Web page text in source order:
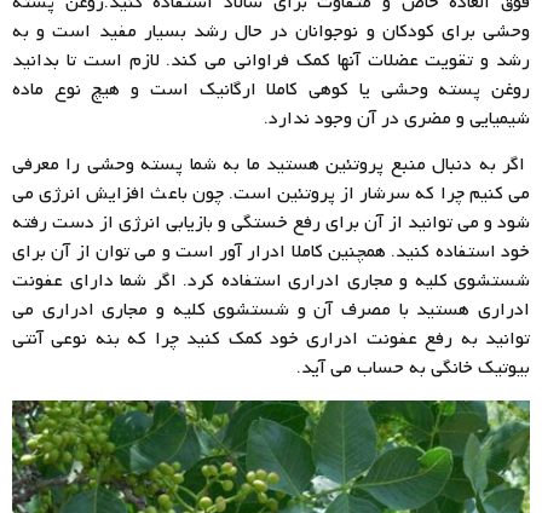
وحشی برای کودکان و نوجوانان در حال رشد بسیار مفید است و به
رشد و تقویت عضلات آنها کمک فراوانی می کند. لازم است تا بدانید
روغن پسته وحشی یا کوهی کاملا ارگانیک است و هیچ نوع ماده
شیمیایی و مضری در آن وجود ندارد.
اگر به دنبال منبع پروتئین هستید ما به شما پسته وحشی را معرفی
می کنیم چرا که سرشار از پروتئین است. چون باعث افزایش انرژی می
شود و می توانید از آن برای رفع خستگی و بازیابی انرژی از دست رفته
خود استفاده کنید. همچنین کاملا ادرار آور است و می توان از آن برای
شستشوی کلیه و مجاری ادراری استفاده کرد. اگر شما دارای عفونت
ادراری هستید با مصرف آن و شستشوی کلیه و مجاری ادراری می
توانید به رفع عفونت ادراری خود کمک کنید چرا که بنه نوعی آنتی
بیوتیک خانگی به حساب می آید.